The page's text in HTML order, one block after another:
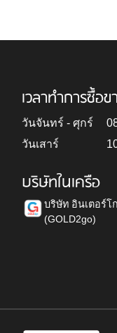
เวลาทำการซื้อข
วันจันทร์ - ศุกร์
วันเสาร์
บริษัทในเครือ
บริษัท อินเตอร์โ
(GOLD2go)